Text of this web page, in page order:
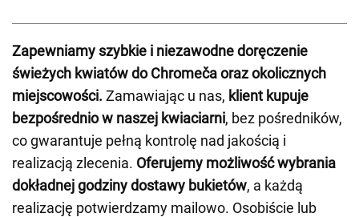
Zapewniamy szybkie i niezawodne doręczenie
świeżych kwiatów do Chromeča oraz okolicznych
miejscowości. Zamawiając u nas, klient kupuje
bezpośrednio w naszej kwiaciarni, bez pośredników,
co gwarantuje pełną kontrolę nad jakością i
realizacją zlecenia. Oferujemy możliwość wybrania
dokładnej godziny dostawy bukietów, a każdą
realizację potwierdzamy mailowo. Osobiście lub